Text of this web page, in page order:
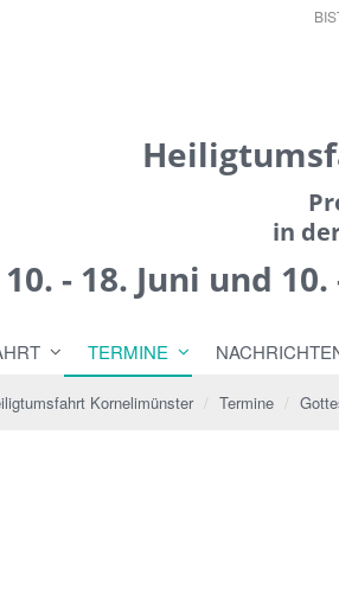
in
10. - 18. Juni und
TERMINE
Kornelimünster Termine